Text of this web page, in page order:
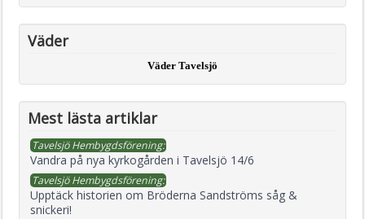
Väder
Väder Tavelsjö
Mest lästa artiklar
Tavelsjö Hembygdsförening:
Vandra på nya kyrkogården i Tavelsjö 14/6
Tavelsjö Hembygdsförening:
Upptäck historien om Bröderna Sandströms såg &
snickeri!